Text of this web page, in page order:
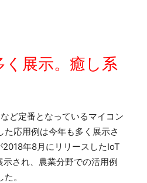
展示。癒し系
ど定番となっているマイコン
応用例は今年も多く展示さ
年8月にリリースしたIoT
示され、農業分野での活用例
。